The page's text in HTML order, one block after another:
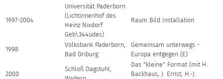
1997-2004
Universität Paderborn
(Lichtinnenhof des
Heinz Nixdorf
Geb\344udes)
Raum Bild Installation
1998
Volksbank Paderborn,
Bad Driburg
Gemeinsam unterwegs -
Europa entgegen (E)
2000
Schloß Dagstuhl,
Das "kleine" Format (mit H.
Backhaus, J. Ernst, H.-J.